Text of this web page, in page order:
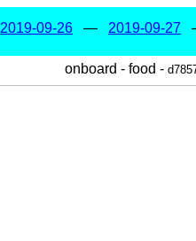
2019-09-26 — 2019-09-27
onboard - food -